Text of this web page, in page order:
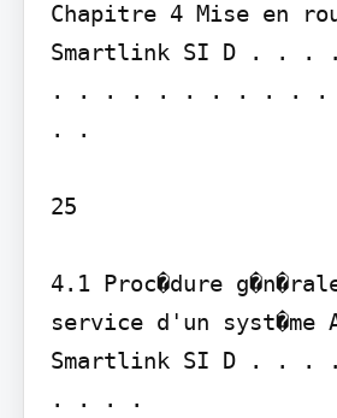
Chapitre 4 Mise en
Smartlink SI D . .
. . . . . . . . . . .
. .
25
4.1 Proc�dure
service d'un syst�me
Smartlink SI D . .
. . . .